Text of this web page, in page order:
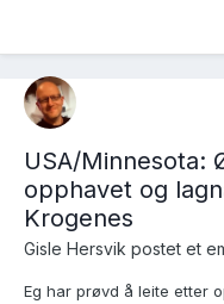
USA/Minnesota:
opphavet og
Krogenes
Gisle Hersvik postet et
Eg har prøvd å leite etter